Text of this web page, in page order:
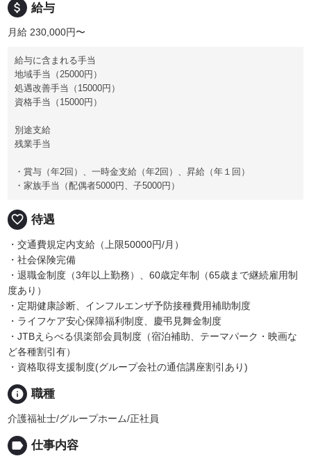
attach_money 給与
月給 230,000円〜
給与に含まれる手当
地域手当（25000円）
処遇改善手当（15000円）
資格手当（15000円）
別途支給
残業手当
・賞与（年2回）、一時金支給（年2回）、昇給（年１回）
・家族手当（配偶者5000円、子5000円）
favorite_border 待遇
・交通費規定内支給（上限50000円/月）
・社会保険完備
・退職金制度（3年以上勤務）、60歳定年制（65歳まで継続雇用制
度あり）
・定期健康診断、インフルエンザ予防接種費用補助制度
・ライフケア安心保障福利制度、慶弔見舞金制度
・JTBえらべる倶楽部会員制度（宿泊補助、テーマパーク・映画な
ど各種割引有）
・資格取得支援制度(グループ会社の通信講座割引あり)
info 職種
介護福祉士/グループホーム/正社員
label 仕事内容